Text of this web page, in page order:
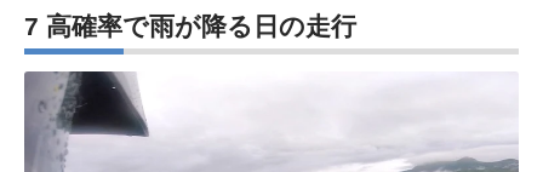
7 高確率で雨が降る日の走行